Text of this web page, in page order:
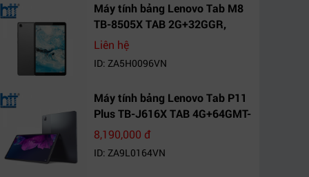
Máy tính bảng Lenovo Tab M8
TB-8505X TAB 2G+32GGR,
VN_ZA5H0096VN
Liên hệ
ID: ZA5H0096VN
Máy tính bảng Lenovo Tab P11
Plus TB-J616X TAB 4G+64GMT-
VN Xanh Mòng
8,190,000 đ
ID: ZA9L0164VN